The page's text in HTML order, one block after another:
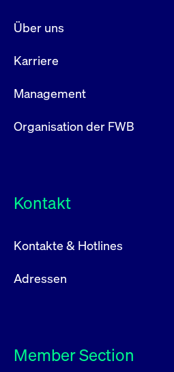
Über uns
Karriere
Management
Organisation der FWB
Kontakt
Kontakte & Hotlines
Adressen
Member Section